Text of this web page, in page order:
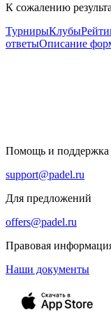
К сожалению
ТурнирыКлубы
ответыОписание
Помощь и поддержка
support@padel.ru
Для предложений
offers@padel.ru
Правовая
Наши документы